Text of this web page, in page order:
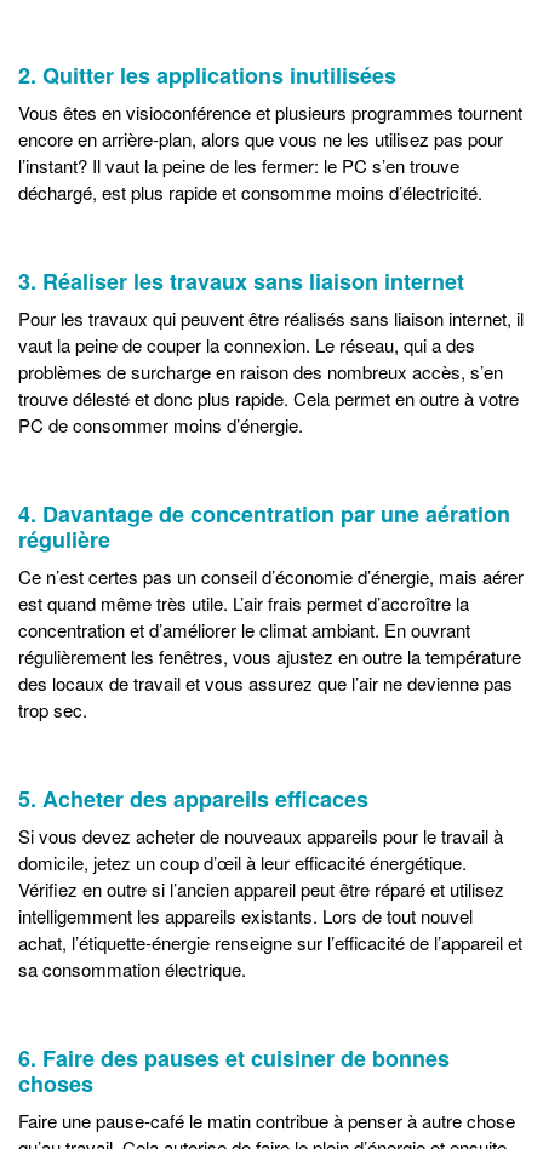
2. Quitter les applications inutilisées
Vous êtes en visioconférence et plusieurs programmes tournent
encore en arrière-plan, alors que vous ne les utilisez pas pour
l’instant? Il vaut la peine de les fermer: le PC s’en trouve
déchargé, est plus rapide et consomme moins d’électricité.
3. Réaliser les travaux sans liaison internet
Pour les travaux qui peuvent être réalisés sans liaison internet, il
vaut la peine de couper la connexion. Le réseau, qui a des
problèmes de surcharge en raison des nombreux accès, s’en
trouve délesté et donc plus rapide. Cela permet en outre à votre
PC de consommer moins d’énergie.
4. Davantage de concentration par une aération
régulière
Ce n’est certes pas un conseil d’économie d’énergie, mais aérer
est quand même très utile. L’air frais permet d’accroître la
concentration et d’améliorer le climat ambiant. En ouvrant
régulièrement les fenêtres, vous ajustez en outre la température
des locaux de travail et vous assurez que l’air ne devienne pas
trop sec.
5. Acheter des appareils efficaces
Si vous devez acheter de nouveaux appareils pour le travail à
domicile, jetez un coup d’œil à leur efficacité énergétique.
Vérifiez en outre si l’ancien appareil peut être réparé et utilisez
intelligemment les appareils existants. Lors de tout nouvel
achat, l’étiquette-énergie renseigne sur l’efficacité de l’appareil et
sa consommation électrique.
6. Faire des pauses et cuisiner de bonnes
choses
Faire une pause-café le matin contribue à penser à autre chose